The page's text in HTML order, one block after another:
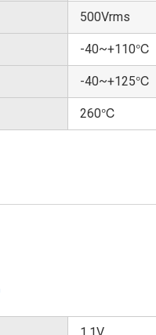
500Vrms
-40~+110℃
-40~+125℃
260℃